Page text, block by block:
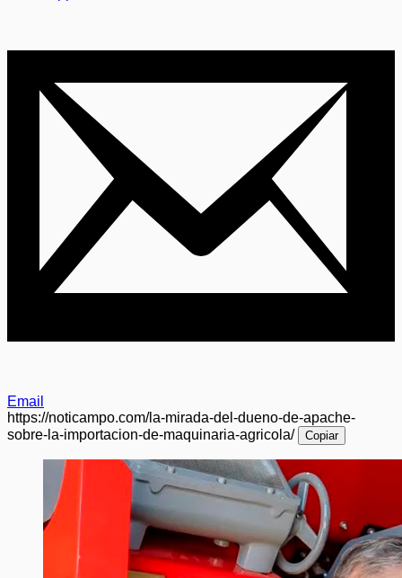
Email
https://noticampo.com/la-mirada-del-dueno-de-apache-
sobre-la-importacion-de-maquinaria-agricola/
Copiar